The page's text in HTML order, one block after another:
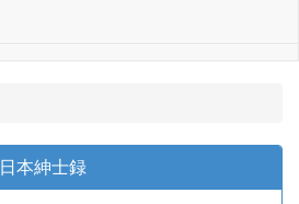
日本紳士録